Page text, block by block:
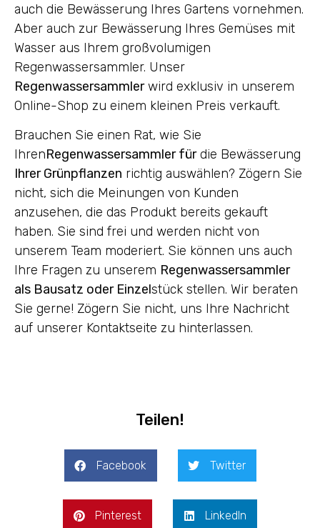
auch die Bewässerung Ihres Gartens vornehmen.
Aber auch zur Bewässerung Ihres Gemüses mit
Wasser aus Ihrem großvolumigen
Regenwassersammler. Unser
Regenwassersammlerwird exklusiv in unserem
Online-Shop zu einem kleinen Preis verkauft.
Brauchen Sie einen Rat, wie Sie
IhrenRegenwassersammler fürdie Bewässerung
Ihrer Grünpflanzen richtig auswählen? Zögern Sie
nicht, sich die Meinungen von Kunden
anzusehen, die das Produkt bereits gekauft
haben. Sie sind frei und werden nicht von
unserem Team moderiert. Sie können uns auch
Ihre Fragen zu unserem Regenwassersammler
als Bausatz oder Einzelstück stellen. Wir beraten
Sie gerne! Zögern Sie nicht, uns Ihre Nachricht
auf unserer Kontaktseite zu hinterlassen.
Teilen!
Facebook Twitter
Pinterest LinkedIn